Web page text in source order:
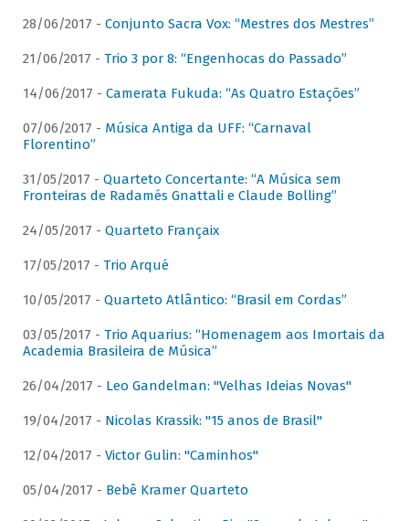
28/06/2017 - Conjunto Sacra Vox: “Mestres dos Mestres”
21/06/2017 - Trio 3 por 8: “Engenhocas do Passado”
14/06/2017 - Camerata Fukuda: “As Quatro Estações”
07/06/2017 - Música Antiga da UFF: “Carnaval
Florentino”
31/05/2017 - Quarteto Concertante: “A Música sem
Fronteiras de Radamés Gnattali e Claude Bolling”
24/05/2017 - Quarteto Françaix
17/05/2017 - Trio Arqué
10/05/2017 - Quarteto Atlântico: “Brasil em Cordas”
03/05/2017 - Trio Aquarius: “Homenagem aos Imortais da
Academia Brasileira de Música”
26/04/2017 - Leo Gandelman: "Velhas Ideias Novas"
19/04/2017 - Nicolas Krassik: "15 anos de Brasil"
12/04/2017 - Victor Gulin: "Caminhos"
05/04/2017 - Bebê Kramer Quarteto